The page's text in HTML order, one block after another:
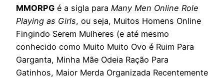
MMORPG é a sigla para Many Men Online Role
Playing as Girls, ou seja, Muitos Homens Online
Fingindo Serem Mulheres (e até mesmo
conhecido como Muito Muito Ovo é Ruim Para
Garganta, Minha Mãe Odeia Ração Para
Gatinhos, Maior Merda Organizada Recentemente